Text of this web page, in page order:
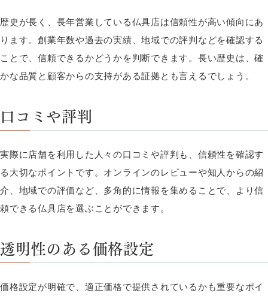
歴史が長く、長年営業している仏具店は信頼性が高い傾向にあ
ります。創業年数や過去の実績、地域での評判などを確認する
ことで、信頼できるかどうかを判断できます。長い歴史は、確
かな品質と顧客からの支持がある証拠とも言えるでしょう。
口コミや評判
実際に店舗を利用した人々の口コミや評判も、信頼性を確認す
る大切なポイントです。オンラインのレビューや知人からの紹
介、地域での評価など、多角的に情報を集めることで、より信
頼できる仏具店を選ぶことができます。
透明性のある価格設定
価格設定が明確で、適正価格で提供されているかも重要なポイ